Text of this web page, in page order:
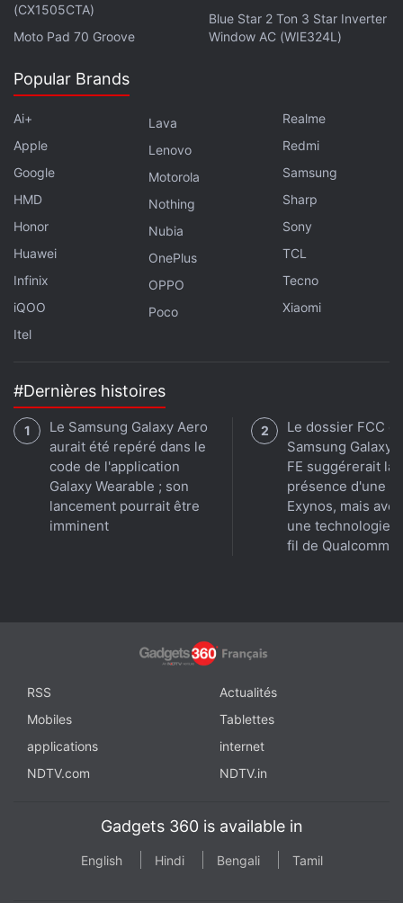
(CX1505CTA)
Moto Pad 70 Groove
Blue Star 2 Ton 3 Star Inverter
Window AC (WIE324L)
Popular Brands
Ai+
Apple
Google
HMD
Honor
Huawei
Infinix
iQOO
Itel
Lava
Lenovo
Motorola
Nothing
Nubia
OnePlus
OPPO
Poco
Realme
Redmi
Samsung
Sharp
Sony
TCL
Tecno
Xiaomi
#Dernières histoires
Le Samsung Galaxy Aero
aurait été repéré dans le
code de l'application
Galaxy Wearable ; son
lancement pourrait être
imminent
Le dossier FCC
Samsung Galaxy
FE suggérerait la
présence d'une
Exynos, mais avec
une technologie
fil de Qualcomm
RSS
Actualités
Mobiles
Tablettes
applications
internet
NDTV.com
NDTV.in
Gadgets 360 is available in
English Hindi Bengali Tamil